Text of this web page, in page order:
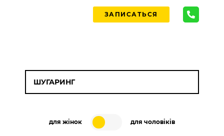
ЗАПИСАТЬСЯ
ШУГАРИНГ
для жінок для чоловіків